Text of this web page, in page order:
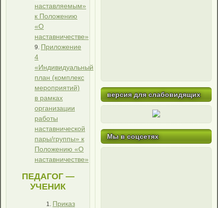
наставляемым»
к Положению
«О
наставничестве»
Приложение
4
«Индивидуальный
план (комплекс
мероприятий)
в рамках
организации
работы
наставнической
пары/группы» к
Положению «О
наставничестве»
ПЕДАГОГ —
УЧЕНИК
Приказ
версия для слабовидящих
Мы в соцсетях